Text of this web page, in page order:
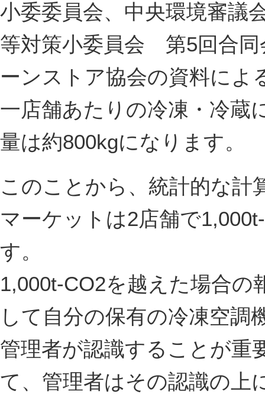
小委委員会、中央環境審
等対策小委員会 第5回合同
ーンストア協会の資料によ
一店舗あたりの冷凍・冷蔵
量は約800kgになります。
このことから、統計的な計
マーケットは2店舗で
す。
1,000t-CO2を越えた場合の
して自分の保有の冷凍空調
管理者が認識することが重
て、管理者はその認識の上